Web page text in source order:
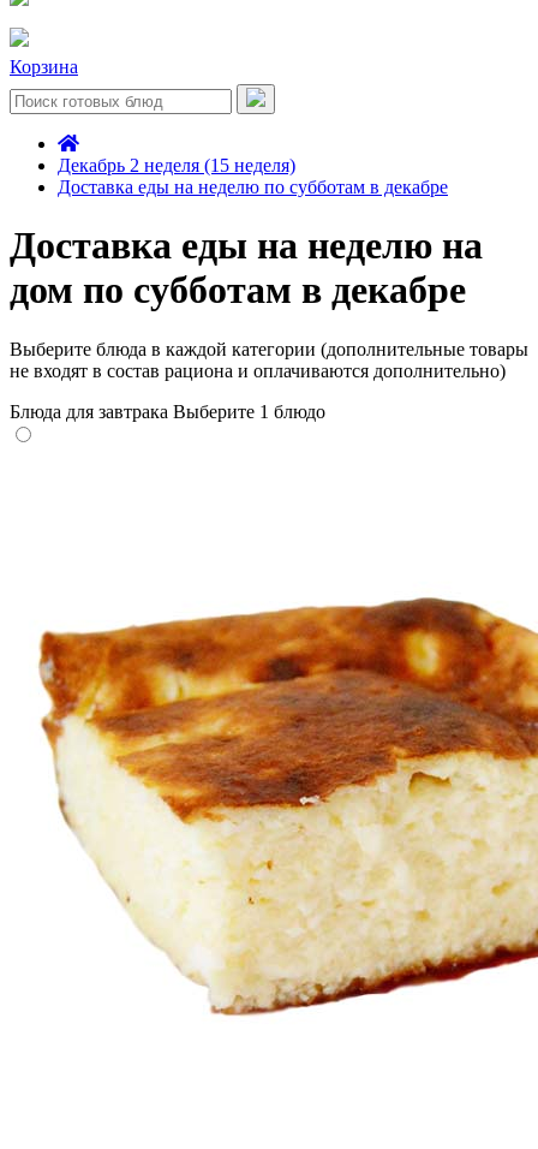
Корзина
Декабрь 2 неделя (15 неделя)
Доставка еды на неделю по субботам в декабре
Доставка еды на неделю на
дом по субботам в декабре
Выберите блюда в каждой категории (дополнительные товары
не входят в состав рациона и оплачиваются дополнительно)
Блюда для завтрака Выберите 1 блюдо